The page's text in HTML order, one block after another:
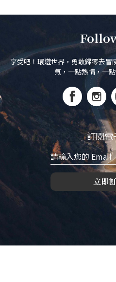
享受吧！環遊世界，勇敢歸零去冒
氣，一點熱情，一
訂閱電
立即